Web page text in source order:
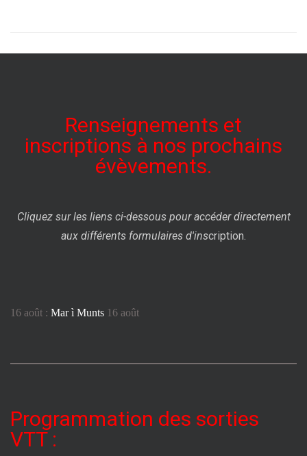
Renseignements et
inscriptions à nos prochains
évèvements.
Cliquez sur les liens ci-dessous pour accéder directement
aux différents formulaires d'inscription.
16 août : Mar ì Munts 16 août
Programmation des sorties
VTT :